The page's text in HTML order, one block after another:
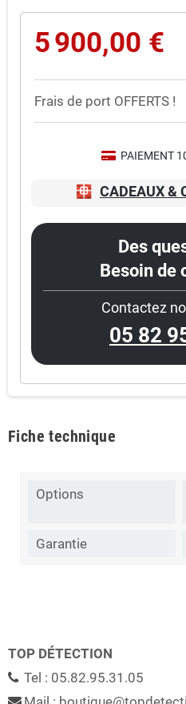
5 900,00 €
Frais de port OFFERTS !
PAIEMENT
CADEAUX &
Des
Besoin de
Contactez
05 82
Fiche technique
Options
Garantie
TOP DÉTECTION
Tel : 05.82.95.31.05